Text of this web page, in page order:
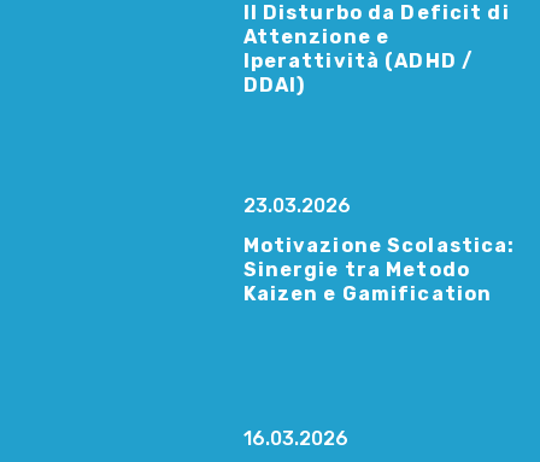
Il Disturbo da Deficit di
Attenzione e
Iperattività (ADHD /
DDAI)
23.03.2026
Motivazione Scolastica:
Sinergie tra Metodo
Kaizen e Gamification
16.03.2026